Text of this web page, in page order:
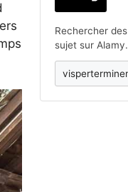
Rechercher
sujet sur Alamy.